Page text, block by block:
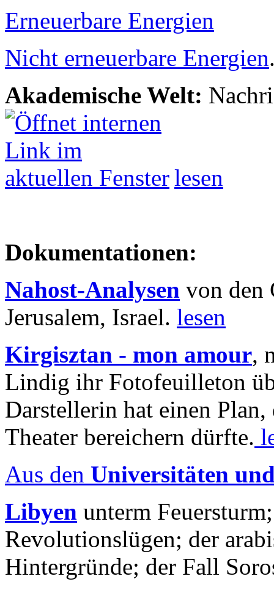
Erneuerbare Energien
Nicht erneuerbare Energien
Akademische Welt:
lesen
Dokumentationen:
Nahost-Analysen von den
Jerusalem, Israel. lesen
Kirgisztan - mon amour,
Lindig ihr Fotofeuilleton
Darstellerin hat einen Plan,
Theater bereichern dürfte.
Aus den Universitäten
Libyen unterm
Revolutionslügen; der
Hintergründe; der Fall